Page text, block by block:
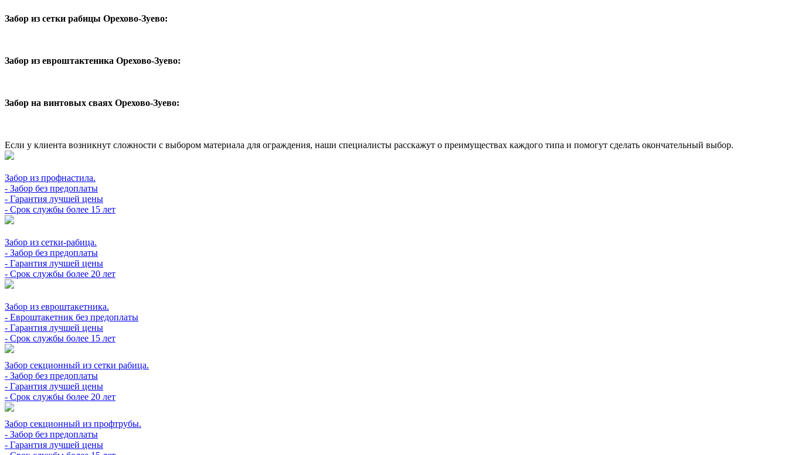
Забор из сетки рабицы Орехово-Зуево:
Забор из евроштактеника Орехово-Зуево:
Забор на винтовых сваях Орехово-Зуево:
Если у клиента возникнут сложности с выбором материала для ограждения, наши специалисты расскажут о преимуществах каждого типа и помогут сделать окончательный выбор.
Забор из профнастила.
- Забор без предоплаты
- Гарантия лучшей цены
- Срок службы более 15 лет
Забор из сетки-рабица.
- Забор без предоплаты
- Гарантия лучшей цены
- Срок службы более 20 лет
Забор из евроштакетника.
- Евроштакетник без предоплаты
- Гарантия лучшей цены
- Срок службы более 15 лет
Забор секционный из сетки рабица.
- Забор без предоплаты
- Гарантия лучшей цены
- Срок службы более 20 лет
Забор секционный из профтрубы.
- Забор без предоплаты
- Гарантия лучшей цены